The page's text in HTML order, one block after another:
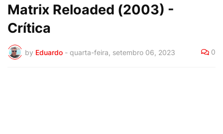
Matrix Reloaded (2003) -
Crítica
by Eduardo - quarta-feira, setembro 06, 2023 0